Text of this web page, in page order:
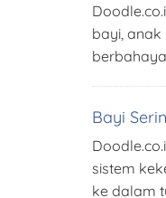
bayi, anak
Bayi
sistem
ke dalam